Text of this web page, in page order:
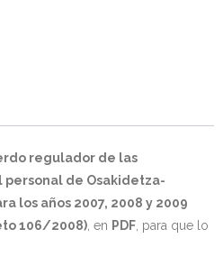
Administración General
regulador de las
de Osakidetza-
los años 2007, 2008 y 2009
106/2008) , en PDF , para que lo